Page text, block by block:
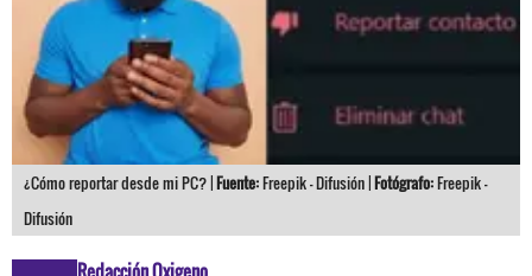
¿Cómo reportar desde mi PC? |Fuente:Freepik - Difusión |Fotógrafo:Freepik -
Difusión